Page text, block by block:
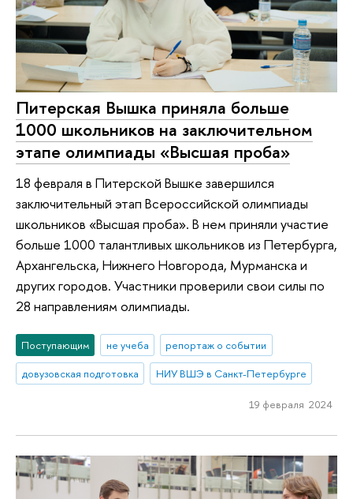
Питерская Вышка приняла больше
1000 школьников на заключительном
этапе олимпиады «Высшая проба»
18 февраля в Питерской Вышке завершился
заключительный этап Всероссийской олимпиады
школьников «Высшая проба». В нем приняли участие
больше 1000 талантливых школьников из Петербурга,
Архангельска, Нижнего Новгорода, Мурманска и
других городов. Участники проверили свои силы по
28 направлениям олимпиады.
Поступающим не учеба
репортаж о событии
довузовская подготовка
НИУ ВШЭ в Санкт-Петербурге
19 февраля 2024